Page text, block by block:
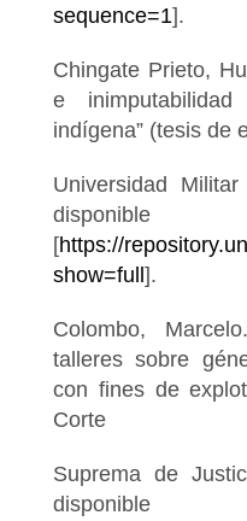
sequence=1].
Chingate Prieto,
e
indígena” (tesis de
Universidad
[https://
show=full ].
Colombo,
talleres sobre
con fines de
Corte
Suprema de